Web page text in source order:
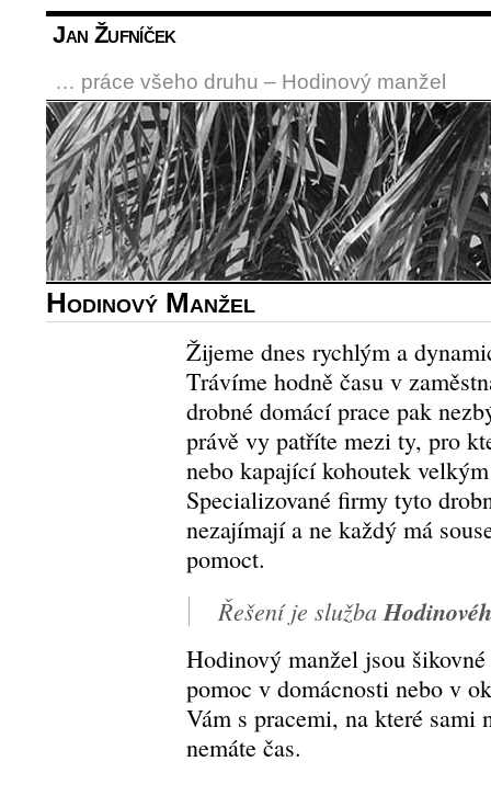
Jan Žufníček
… práce všeho druhu – Hodinový manžel
Hodinový Manžel
Žijeme dnes rychlým a
Trávíme hodně času v
drobné domácí prace pak
právě vy patříte mezi ty, pro
nebo kapající kohoutek
Specializované firmy tyto
nezajímají a ne každý má
pomoct.
Řešení je služba
Hodinový manžel jsou
pomoc v domácnosti nebo v
Vám s pracemi, na které sami
nemáte čas.